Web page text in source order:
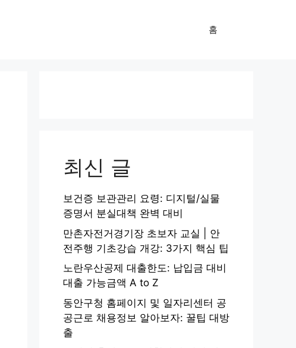
홈
최신 글
보건증 보관관리 요령: 디지털/실물
증명서 분실대책 완벽 대비
만촌자전거경기장 초보자 교실 | 안
전주행 기초강습 개강: 3가지 핵심 팁
노란우산공제 대출한도: 납입금 대비
대출 가능금액 A to Z
동안구청 홈페이지 및 일자리센터 공
공근로 채용정보 알아보자: 꿀팁 대방
출